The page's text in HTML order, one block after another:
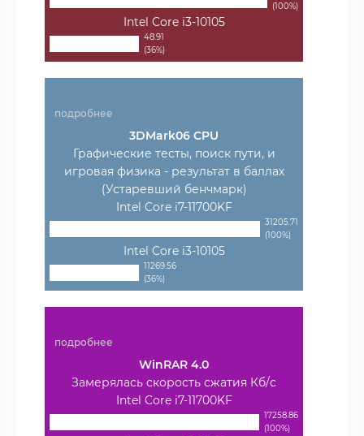
(100%)
Intel Core i3-10105
48.91
(36%)
подробнее
3DMark06 CPU
Графические тесты, поиск пути, и
игровая физика - результат в баллах
(Устаревший бенчмарк)
Intel Core i7-11700KF
31205.71
(100%)
Intel Core i3-10105
11269.56
(36%)
подробнее
WinRAR 4.0
Замерялась скорость сжатия Кб/с
Intel Core i7-11700KF
17258.86
(100%)